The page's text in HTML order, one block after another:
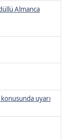
Almanca
uyarı